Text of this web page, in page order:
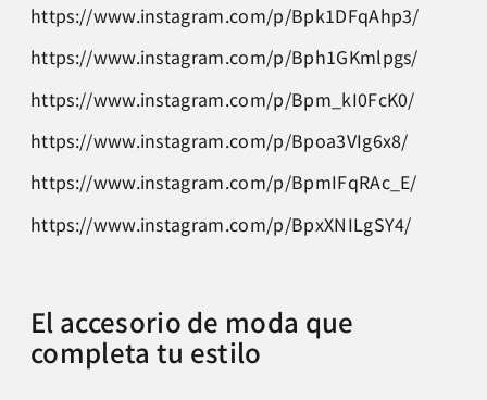
https://www.instagram.com/p/Bpk1DFqAhp3/
https://www.instagram.com/p/Bph1GKmlpgs/
https://www.instagram.com/p/Bpm_kI0FcK0/
https://www.instagram.com/p/Bpoa3VIg6x8/
https://www.instagram.com/p/BpmIFqRAc_E/
https://www.instagram.com/p/BpxXNILgSY4/
El accesorio de moda que
completa tu estilo